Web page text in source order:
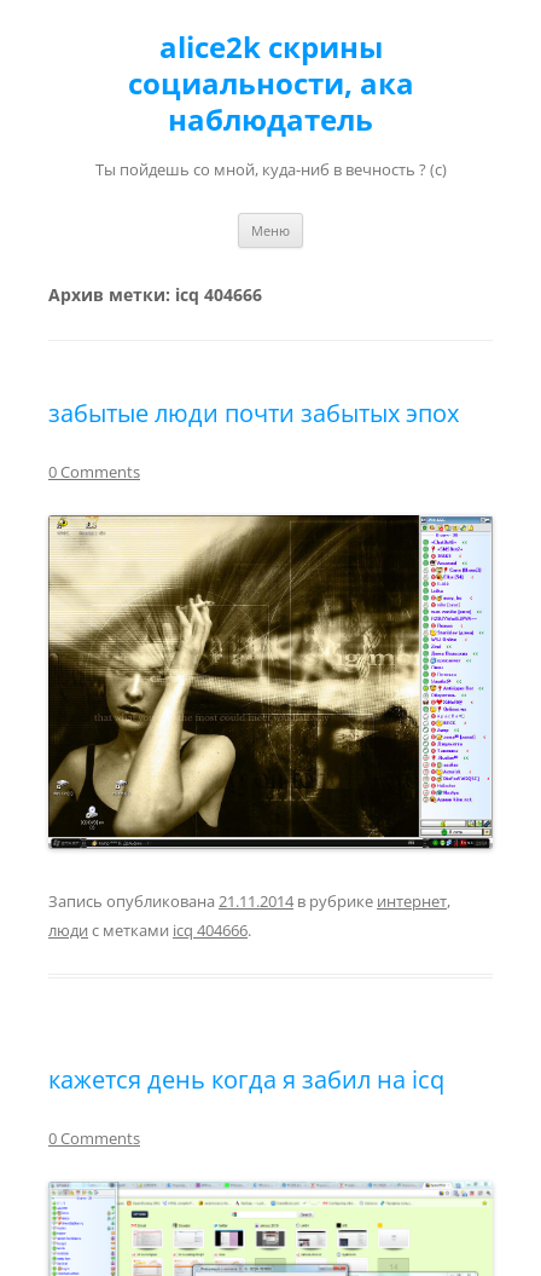
alice2k скрины
социальности, ака
наблюдатель
Ты пойдешь со мной, куда-ниб в вечность ? (с)
Меню
Архив метки: icq 404666
забытые люди почти забытых эпох
0 Comments
Запись опубликована 21.11.2014в рубрике интернет,
люди с метками icq 404666.
кажется день когда я забил на icq
0 Comments